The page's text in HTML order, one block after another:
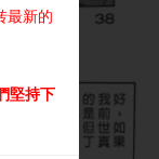
最新的
堅持下